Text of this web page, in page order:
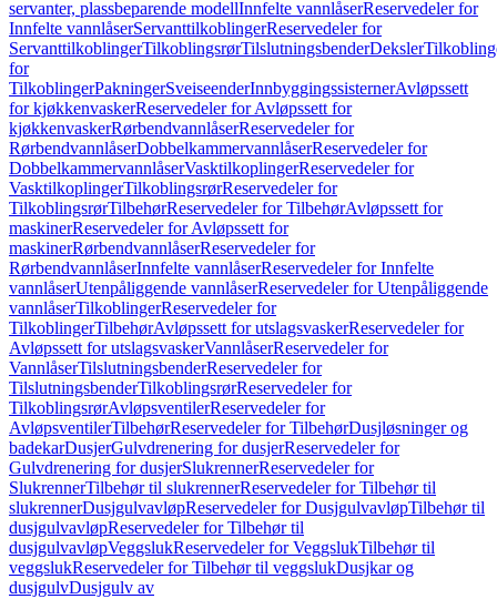
servanter, plassbeparende modellInnfelte vannlåserReservedeler for
Innfelte vannlåserServanttilkoblingerReservedeler for
ServanttilkoblingerTilkoblingsrørTilslutningsbenderDeksler
for
TilkoblingerPakningerSveiseenderInnbyggingssisternerAvløpssett
for kjøkkenvaskerReservedeler for Avløpssett for
kjøkkenvaskerRørbendvannlåserReservedeler for
RørbendvannlåserDobbelkammervannlåserReservedeler for
DobbelkammervannlåserVasktilkoplingerReservedeler for
VasktilkoplingerTilkoblingsrørReservedeler for
TilkoblingsrørTilbehørReservedeler for TilbehørAvløpssett for
maskinerReservedeler for Avløpssett for
maskinerRørbendvannlåserReservedeler for
RørbendvannlåserInnfelte vannlåserReservedeler for Innfelte
vannlåserUtenpåliggende vannlåserReservedeler for Utenpåliggende
vannlåserTilkoblingerReservedeler for
TilkoblingerTilbehørAvløpssett for utslagsvaskerReservedeler for
Avløpssett for utslagsvaskerVannlåserReservedeler for
VannlåserTilslutningsbenderReservedeler for
TilslutningsbenderTilkoblingsrørReservedeler for
TilkoblingsrørAvløpsventilerReservedeler for
AvløpsventilerTilbehørReservedeler for TilbehørDusjløsninger og
badekarDusjerGulvdrenering for dusjerReservedeler for
Gulvdrenering for dusjerSlukrennerReservedeler for
SlukrennerTilbehør til slukrennerReservedeler for Tilbehør til
slukrennerDusjgulvavløpReservedeler for DusjgulvavløpTilbehør til
dusjgulvavløpReservedeler for Tilbehør til
dusjgulvavløpVeggslukReservedeler for VeggslukTilbehør til
veggslukReservedeler for Tilbehør til veggslukDusjkar og
dusjgulvDusjgulv av